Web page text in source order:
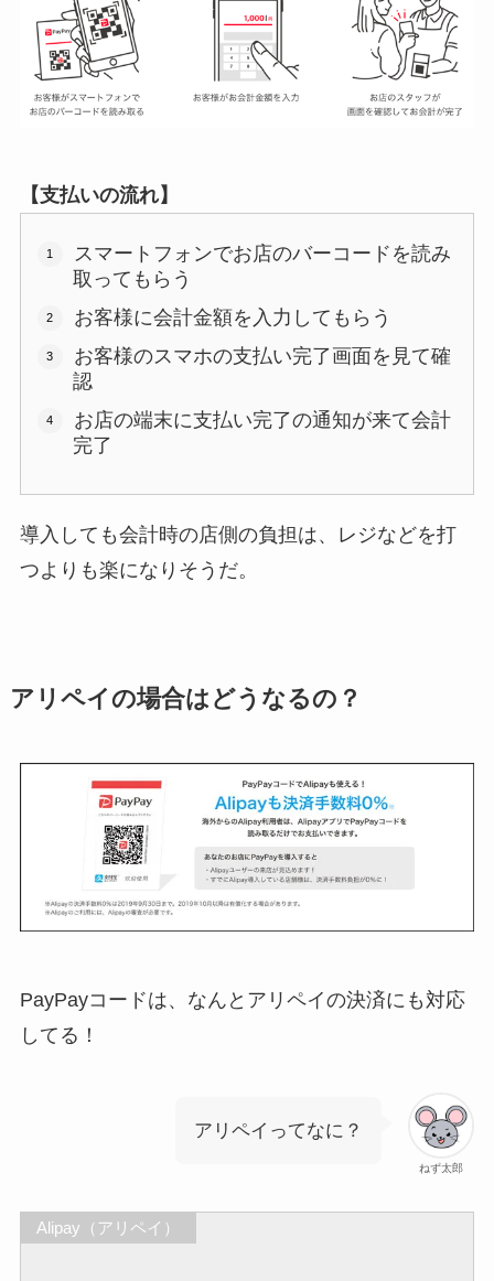
【支払いの流れ】
スマートフォンでお店のバーコードを読み
取ってもらう
お客様に会計金額を入力してもらう
お客様のスマホの支払い完了画面を見て確
認
お店の端末に支払い完了の通知が来て会計
完了
導入しても会計時の店側の負担は、レジなどを打
つよりも楽になりそうだ。
アリペイの場合はどうなるの？
PayPayコードは、なんとアリペイの決済にも対応
してる！
ねず太郎
アリペイってなに？
Alipay（アリペイ）